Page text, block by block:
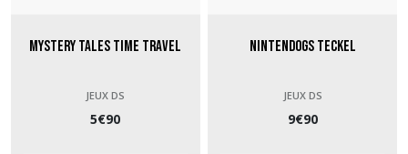
Mystery Tales Time Travel
JEUX DS
5€90
Nintendogs Teckel
JEUX DS
9€90